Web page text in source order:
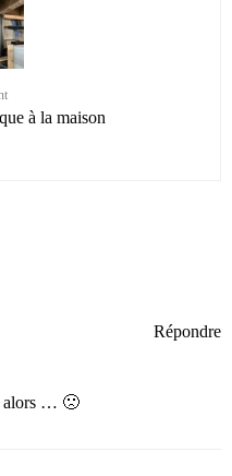
à la maison
alors … 🙁
Répondre